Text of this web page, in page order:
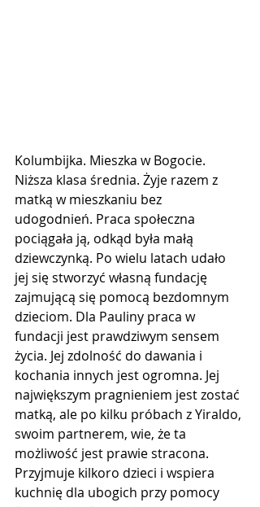
Kolumbijka. Mieszka w Bogocie.
Niższa klasa średnia. Żyje razem z
matką w mieszkaniu bez
udogodnień. Praca społeczna
pociągała ją, odkąd była małą
dziewczynką. Po wielu latach udało
jej się stworzyć własną fundację
zajmującą się pomocą bezdomnym
dzieciom. Dla Pauliny praca w
fundacji jest prawdziwym sensem
życia. Jej zdolność do dawania i
kochania innych jest ogromna. Jej
największym pragnieniem jest zostać
matką, ale po kilku próbach z Yiraldo,
swoim partnerem, wie, że ta
możliwość jest prawie stracona.
Przyjmuje kilkoro dzieci i wspiera
kuchnię dla ubogich przy pomocy